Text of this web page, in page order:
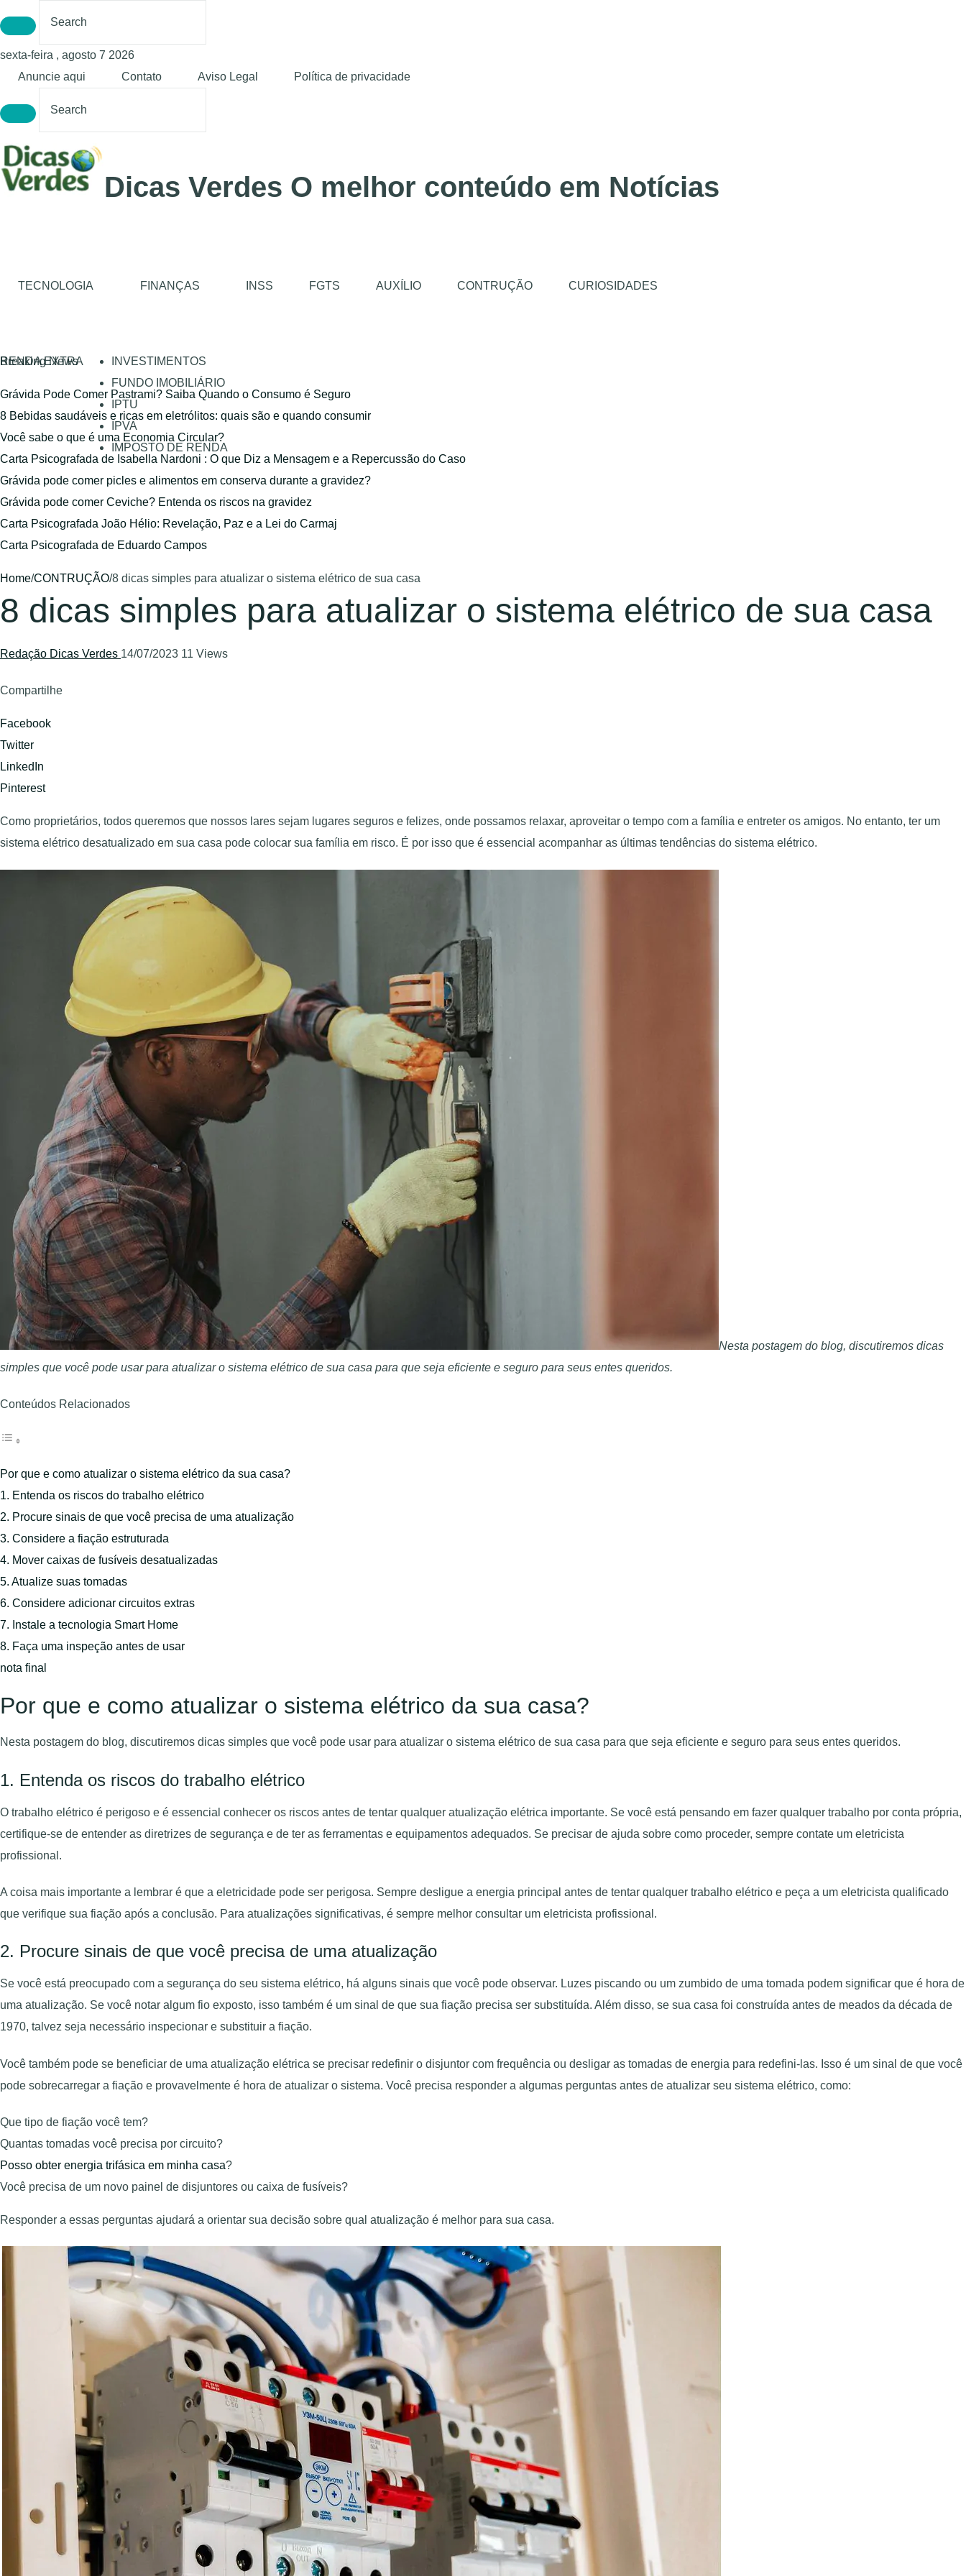
sexta-feira , agosto 7 2026
Anuncie aqui
Contato Aviso Legal Política de privacidade
Dicas Verdes O melhor conteúdo em Notícias
TECNOLOGIA
RENDA EXTRA
FINANÇAS
INVESTIMENTOS
FUNDO IMOBILIÁRIO
IPTU
IPVA
IMPOSTO DE RENDA
INSS FGTS AUXÍLIO CONTRUÇÃO CURIOSIDADES
Breaking News
Grávida Pode Comer Pastrami? Saiba Quando o Consumo é Seguro
8 Bebidas saudáveis e ricas em eletrólitos: quais são e quando consumir
Você sabe o que é uma Economia Circular?
Carta Psicografada de Isabella Nardoni : O que Diz a Mensagem e a Repercussão do Caso
Grávida pode comer picles e alimentos em conserva durante a gravidez?
Grávida pode comer Ceviche? Entenda os riscos na gravidez
Carta Psicografada João Hélio: Revelação, Paz e a Lei do Carmaj
Carta Psicografada de Eduardo Campos
Home/CONTRUÇÃO/8 dicas simples para atualizar o sistema elétrico de sua casa
8 dicas simples para atualizar o sistema elétrico de sua casa
Redação Dicas Verdes 14/07/2023 11 Views
Compartilhe
Facebook
Twitter
LinkedIn
Pinterest
Como proprietários, todos queremos que nossos lares sejam lugares seguros e felizes, onde possamos relaxar, aproveitar o tempo com a família e entreter os amigos. No entanto, ter um
sistema elétrico desatualizado em sua casa pode colocar sua família em risco. É por isso que é essencial acompanhar as últimas tendências do sistema elétrico.
Nesta postagem do blog, discutiremos dicas
simples que você pode usar para atualizar o sistema elétrico de sua casa para que seja eficiente e seguro para seus entes queridos.
Conteúdos Relacionados
Por que e como atualizar o sistema elétrico da sua casa?
1. Entenda os riscos do trabalho elétrico
2. Procure sinais de que você precisa de uma atualização
3. Considere a fiação estruturada
4. Mover caixas de fusíveis desatualizadas
5. Atualize suas tomadas
6. Considere adicionar circuitos extras
7. Instale a tecnologia Smart Home
8. Faça uma inspeção antes de usar
nota final
Por que e como atualizar o sistema elétrico da sua casa?
Nesta postagem do blog, discutiremos dicas simples que você pode usar para atualizar o sistema elétrico de sua casa para que seja eficiente e seguro para seus entes queridos.
1. Entenda os riscos do trabalho elétrico
O trabalho elétrico é perigoso e é essencial conhecer os riscos antes de tentar qualquer atualização elétrica importante. Se você está pensando em fazer qualquer trabalho por conta própria,
certifique-se de entender as diretrizes de segurança e de ter as ferramentas e equipamentos adequados. Se precisar de ajuda sobre como proceder, sempre contate um eletricista
profissional.
A coisa mais importante a lembrar é que a eletricidade pode ser perigosa. Sempre desligue a energia principal antes de tentar qualquer trabalho elétrico e peça a um eletricista qualificado
que verifique sua fiação após a conclusão. Para atualizações significativas, é sempre melhor consultar um eletricista profissional.
2. Procure sinais de que você precisa de uma atualização
Se você está preocupado com a segurança do seu sistema elétrico, há alguns sinais que você pode observar. Luzes piscando ou um zumbido de uma tomada podem significar que é hora de
uma atualização. Se você notar algum fio exposto, isso também é um sinal de que sua fiação precisa ser substituída. Além disso, se sua casa foi construída antes de meados da década de
1970, talvez seja necessário inspecionar e substituir a fiação.
Você também pode se beneficiar de uma atualização elétrica se precisar redefinir o disjuntor com frequência ou desligar as tomadas de energia para redefini-las. Isso é um sinal de que você
pode sobrecarregar a fiação e provavelmente é hora de atualizar o sistema. Você precisa responder a algumas perguntas antes de atualizar seu sistema elétrico, como:
Que tipo de fiação você tem?
Quantas tomadas você precisa por circuito?
Posso obter energia trifásica em minha casa?
Você precisa de um novo painel de disjuntores ou caixa de fusíveis?
Responder a essas perguntas ajudará a orientar sua decisão sobre qual atualização é melhor para sua casa.